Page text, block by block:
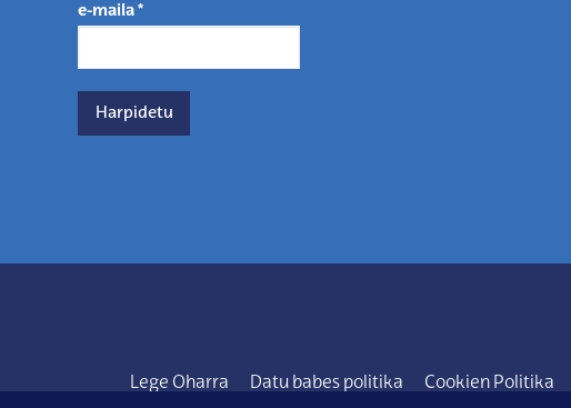
e-maila*
Lege Oharra Datu babes politika Cookien Politika